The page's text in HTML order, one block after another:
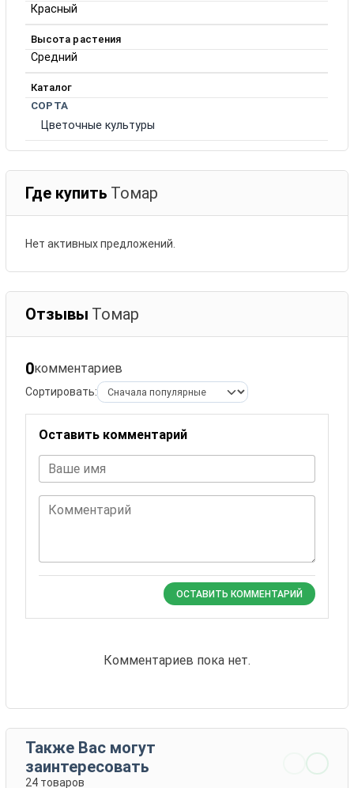
Красный
Высота растения
Средний
Каталог
СОРТА
Цветочные культуры
Где купить Томар
Нет активных предложений.
Отзывы Томар
0комментариев
Сортировать:
Оставить комментарий
Ваше имя
Комментарий
ОСТАВИТЬ КОММЕНТАРИЙ
Комментариев пока нет.
Также Вас могут
заинтересовать
24 товаров